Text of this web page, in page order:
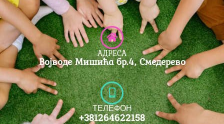
АДРЕСА
Војводе Мишића бр.4, Смедерево
ТЕЛЕФОН
+381264622158